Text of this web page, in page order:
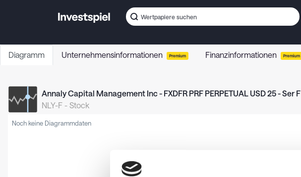
Diagramm Unternehmensinformationen Premium Finanzinformationen Premium
Annaly Capital Management Inc - FXDFR PRF PERPETUAL USD 25 - Ser F
NLY-F - Stock
Noch keine Diagrammdaten